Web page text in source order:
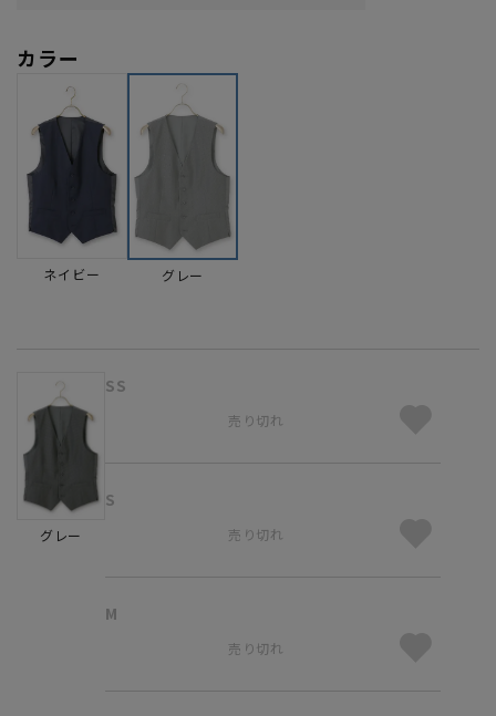
カラー
ネイビー グレー
グレー
SS
売り切れ
S
売り切れ
M
売り切れ